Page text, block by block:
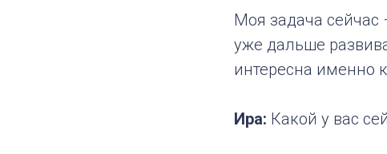
Моя задача сейчас
уже дальше
интересна именно
Ира: Какой у вас